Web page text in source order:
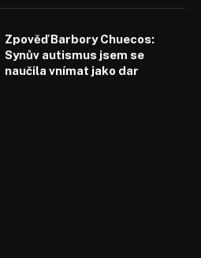
Zpověď Barbory Chuecos:
Synův autismus jsem se
naučila vnímat jako dar